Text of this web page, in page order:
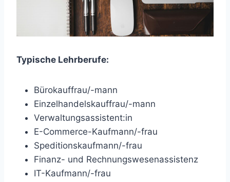
Typische Lehrberufe:
Bürokauffrau/-mann
Einzelhandelskauffrau/-mann
Verwaltungsassistent:in
E-Commerce-Kaufmann/-frau
Speditionskaufmann/-frau
Finanz- und Rechnungswesenassistenz
IT-Kaufmann/-frau